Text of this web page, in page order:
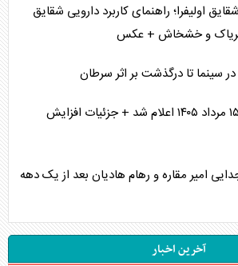
اولیفرا؛ راهنمای کاربرد دارویی شقایق
تریاک و خشخاش + عکس
سینما تا درگذشت بر اثر سرطان
قیمت جدید سایپا ۱۵۱ مرداد ۱۴۰۵ اعلام شد + جزئیات افزایش
امیر مقاره و رهام هادیان بعد از یک دهه
آخرین اخبار